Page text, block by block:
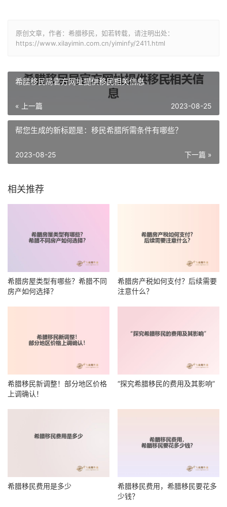
原创文章，作者：希腊移民，如若转载，请注明出处：
https://www.xilayimin.com.cn/yiminfy/2411.html
希腊移民局官方网址提供移民相关信息
« 上一篇 2023-08-25
帮您生成的新标题是：移民希腊所需条件有哪些？
下一篇 »
2023-08-25
相关推荐
希腊房屋类型有哪些？希腊不同
房产如何选择？
希腊房产税如何支付？后续需要
注意什么？
希腊移民新调整！部分地区价格
上调确认！
“探究希腊移民的费用及其影响”
希腊移民费用是多少
希腊移民费用，希腊移民要花多
少钱？